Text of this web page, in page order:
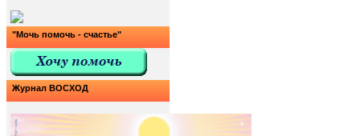
"Мочь помочь - счастье"
Журнал ВОСХОД